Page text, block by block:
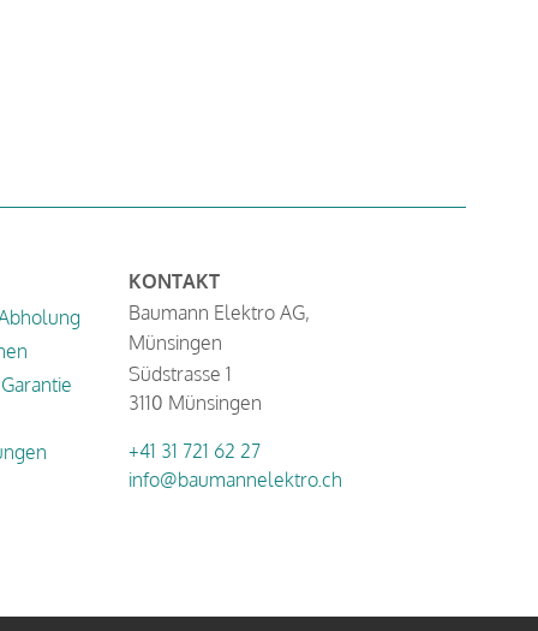
KONTAKT
Baumann Elektro AG,
Münsingen
Südstrasse 1
3110 Münsingen
+41 31 721 62 27
info@baumannelektro.ch